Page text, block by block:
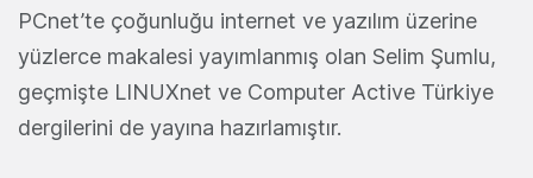
PCnet’te çoğunluğu internet ve yazılım üzerine
yüzlerce makalesi yayımlanmış olan Selim Şumlu,
geçmişte LINUXnet ve Computer Active Türkiye
dergilerini de yayına hazırlamıştır.